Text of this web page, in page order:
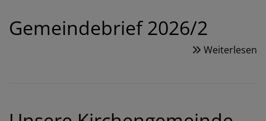
Gemeindebrief 2026/2
Weiterlesen